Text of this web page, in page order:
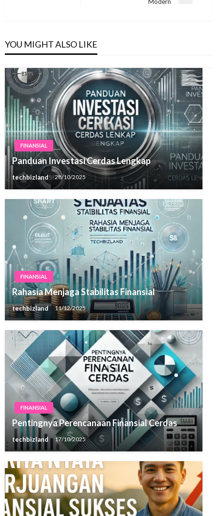
YOU MIGHT ALSO LIKE
FINANSIAL
Panduan Investasi Cerdas Lengkap
techbizland 28/10/2025
FINANSIAL
Rahasia Menjaga Stabilitas Finansial
techbizland 11/12/2025
FINANSIAL
Pentingnya Perencanaan Finansial Cerdas
techbizland 17/10/2025